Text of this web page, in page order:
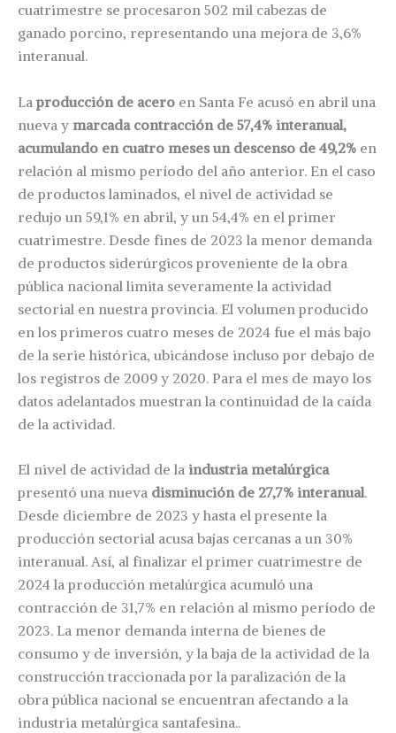
cuatrimestre se procesaron 502 mil cabezas de
ganado porcino, representando una mejora de 3,6%
interanual.
La producción de acero en Santa Fe acusó en abril una
nueva y marcada contracción de 57,4% interanual,
acumulando en cuatro meses un descenso de 49,2% en
relación al mismo período del año anterior. En el caso
de productos laminados, el nivel de actividad se
redujo un 59,1% en abril, y un 54,4% en el primer
cuatrimestre. Desde fines de 2023 la menor demanda
de productos siderúrgicos proveniente de la obra
pública nacional limita severamente la actividad
sectorial en nuestra provincia. El volumen producido
en los primeros cuatro meses de 2024 fue el más bajo
de la serie histórica, ubicándose incluso por debajo de
los registros de 2009 y 2020. Para el mes de mayo los
datos adelantados muestran la continuidad de la caída
de la actividad.
El nivel de actividad de la industria metalúrgica
presentó una nueva disminución de 27,7% interanual.
Desde diciembre de 2023 y hasta el presente la
producción sectorial acusa bajas cercanas a un 30%
interanual. Así, al finalizar el primer cuatrimestre de
2024 la producción metalúrgica acumuló una
contracción de 31,7% en relación al mismo período de
2023. La menor demanda interna de bienes de
consumo y de inversión, y la baja de la actividad de la
construcción traccionada por la paralización de la
obra pública nacional se encuentran afectando a la
industria metalúrgica santafesina..